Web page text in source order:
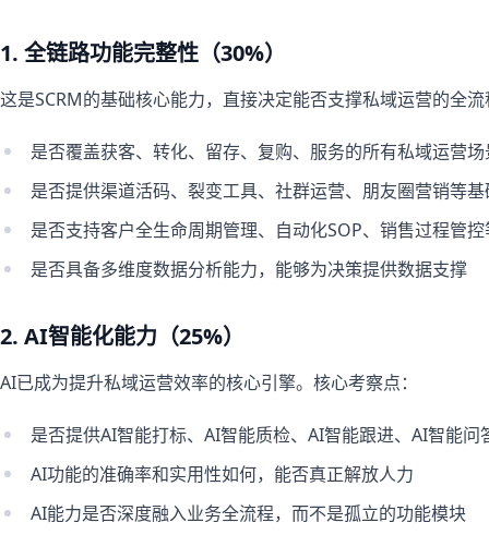
1. 全链路功能完整性（30%）
这是SCRM的基础核心能力，直接决定能否支撑私域运营的全
是否覆盖获客、转化、留存、复购、服务的所有私域运营场
是否提供渠道活码、裂变工具、社群运营、朋友圈营销等
是否支持客户全生命周期管理、自动化SOP、销售过程管
是否具备多维度数据分析能力，能够为决策提供数据支撑
2. AI智能化能力（25%）
AI已成为提升私域运营效率的核心引擎。核心考察点：
是否提供AI智能打标、AI智能质检、AI智能跟进、AI智能问
AI功能的准确率和实用性如何，能否真正解放人力
AI能力是否深度融入业务全流程，而不是孤立的功能模块